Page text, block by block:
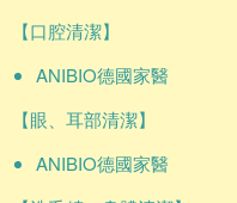
【口腔清潔】
ANIBIO德國家醫
【眼、耳部清潔】
ANIBIO德國家醫